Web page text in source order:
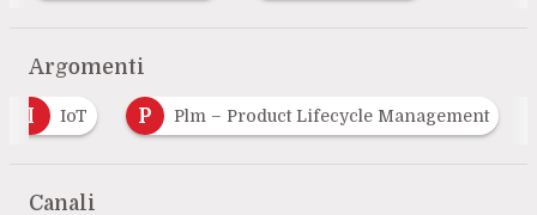
Argomenti
I IoT P Plm – Product Lifecycle Management
Canali